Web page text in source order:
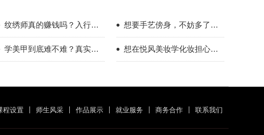
纹绣师真的赚钱吗？入行半
年的真实感受
想要手艺傍身，不妨多了解
一下美业这个方向
学美甲到底难不难？真实经
历告诉你答案
想在悦风美妆学化妆担心班
里人多学不会？
程设置 师生风采 作品展示 就业服务 商务合作 联系我们